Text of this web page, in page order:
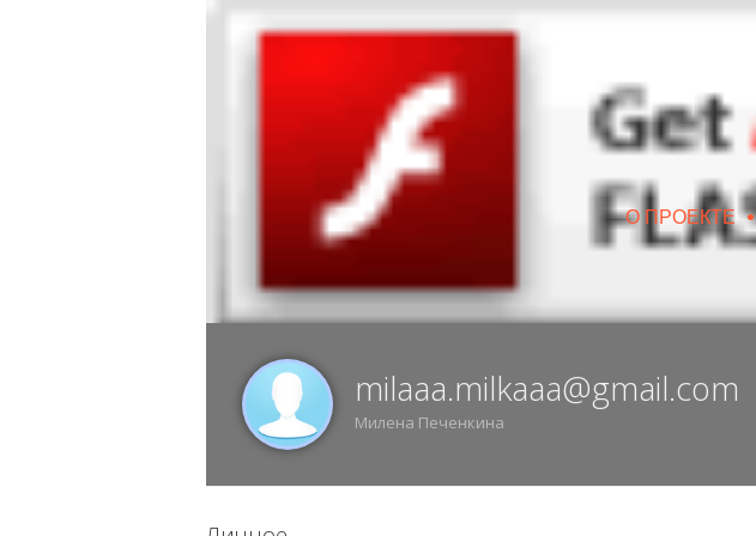
8 АВГУСТА, СУББОТА, 17:11, ВОРОНЕЖ
О ПРОЕКТЕ •
ИЗРУИН/IZRUIN | ВЕСНА 2019
milaaa.milkaaa@gmail.com
Милена Печенкина